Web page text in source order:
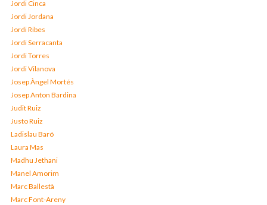
Jordi Cinca
Jordi Jordana
Jordi Ribes
Jordi Serracanta
Jordi Torres
Jordi Vilanova
Josep Àngel Mortés
Josep Anton Bardina
Judit Ruiz
Justo Ruiz
Ladislau Baró
Laura Mas
Madhu Jethani
Manel Amorim
Marc Ballestà
Marc Font-Areny